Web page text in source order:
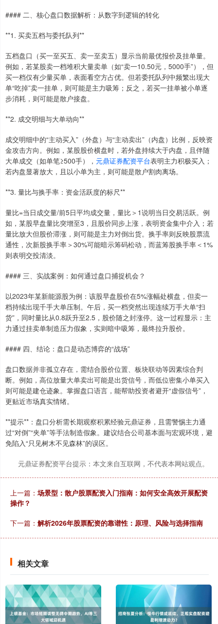
#### 二、核心盘口数据解析：从数字到逻辑的转化
**1. 买卖五档与委托队列**
五档盘口（买一至买五、卖一至卖五）显示当前最优报价及挂单量。
例如，若某股卖一档堆积大量卖单（如“卖一10.50元，5000手”），但
买一档仅有少量买单，表面看空方占优。但若委托队列中频繁出现大
单“吃掉”卖一挂单，则可能是主力吸筹；反之，若买一挂单被小单逐
步消耗，则可能是散户接盘。
**2. 成交明细与大单动向**
成交明细中的“主动买入”（外盘）与“主动卖出”（内盘）比例，反映资
金攻击方向。例如，某股股价横盘时，若外盘持续大于内盘，且伴随
大单成交（如单笔≥500手）， 元鼎证券配资平台表明主力积极买入；
若内盘显著放大，且以小单为主，则可能是散户割肉离场。
**3. 量比与换手率：资金活跃度的标尺**
量比=当日成交量/前5日平均成交量，量比＞1说明当日交易活跃。例
如，某股早盘量比突增至3，且股价同步上涨，表明资金集中介入；若
量比放大但股价滞涨，则可能是主力对倒出货。换手率则反映股票流
通性，次新股换手率＞30%可能暗示筹码松动，而蓝筹股换手率＜1%
则表明交投清淡。
#### 三、实战案例：如何通过盘口捕捉机会？
以2023年某新能源股为例：该股早盘股价在5%涨幅处横盘，但卖一
档持续出现千手大单压制。午后，买一档突然出现连续万手大单“扫
货”，同时量比从0.8跃升至2.5，股价随之封涨停。这一过程显示：主
力通过挂卖单制造压力假象，实则暗中吸筹，最终拉升股价。
#### 四、结论：盘口是动态博弈的“战场”
盘口数据并非孤立存在，需结合股价位置、板块联动等因素综合判
断。例如，高位放量大单卖出可能是出货信号，而低位密集小单买入
则可能是建仓迹象。掌握盘口语言，能帮助投资者避开“虚假信号”，
更贴近市场真实情绪。
**提示**：盘口分析需长期观察积累经验元鼎证券，且需警惕主力通
过“对倒”“夹单”等手法制造假象。建议结合公司基本面与宏观环境，避
免陷入“只见树木不见森林”的误区。
元鼎证券配资平台提示：本文来自互联网，不代表本网站观点。
上一篇：场景型：散户股票配资入门指南：如何安全高效开展配资
操作？
下一篇： 解析2026年股票配资的靠谱性：原理、风险与选择指南
相关文章
上证综指 3940.04 +39.68 +1.02%
深证成指 14311.01 +200.89 +1.42%
沪深300 4694.44 +43.13 +0.93%